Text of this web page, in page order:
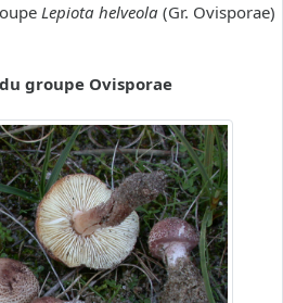
Lepiota helveola (Gr. Ovisporae)
groupe Ovisporae